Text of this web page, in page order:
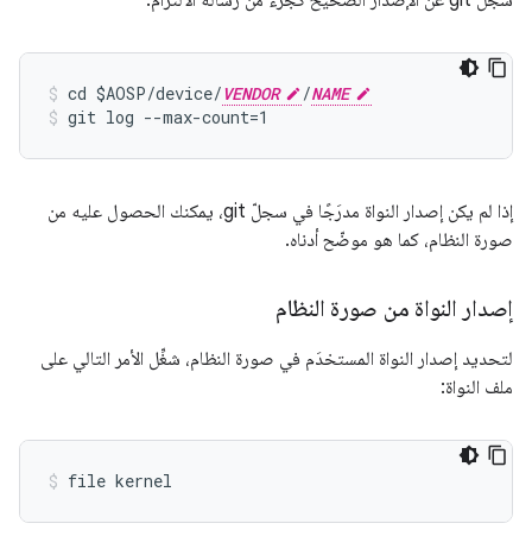
cd $AOSP/device/VENDOR /NAME
git log --max-count=1
إذا لم يكن إصدار النواة مدرَجًا في سجلّ git، يمكنك الحصول عليه من
صورة النظام، كما هو موضّح أدناه.
إصدار النواة من صورة النظام
لتحديد إصدار النواة المستخدَم في صورة النظام، شغِّل الأمر التالي على
ملف النواة: